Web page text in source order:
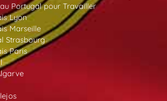
au Portugal pour Travailler
Lyon
Marseille
Strasbourg
Paris